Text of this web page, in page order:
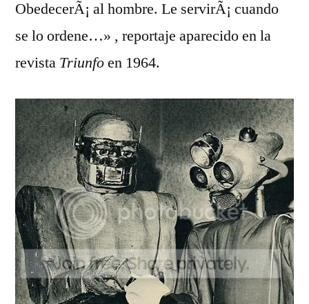
ObedecerÃ¡ al hombre. Le servirÃ¡ cuando
se lo ordene…» , reportaje aparecido en la
revista Triunfoen 1964.